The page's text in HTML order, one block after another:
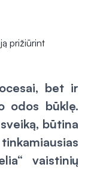
bet ir
odos būklę.
būtina
vaistinių